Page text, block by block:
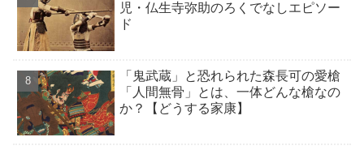
児・仏生寺弥助のろくでなしエピソー
ド
「鬼武蔵」と恐れられた森長可の愛槍
「人間無骨」とは、一体どんな槍なの
か？【どうする家康】